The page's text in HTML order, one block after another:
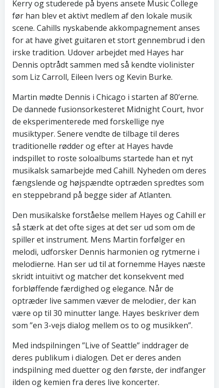
Kerry og studerede på byens ansete Music College
før han blev et aktivt medlem af den lokale musik
scene. Cahills nyskabende akkompagnement anses
for at have givet guitaren et stort gennembrud i den
irske tradition. Udover arbejdet med Hayes har
Dennis optrådt sammen med så kendte violinister
som Liz Carroll, Eileen Ivers og Kevin Burke.
Martin mødte Dennis i Chicago i starten af 80’erne.
De dannede fusionsorkesteret Midnight Court, hvor
de eksperimenterede med forskellige nye
musiktyper. Senere vendte de tilbage til deres
traditionelle rødder og efter at Hayes havde
indspillet to roste soloalbums startede han et nyt
musikalsk samarbejde med Cahill. Nyheden om deres
fængslende og højspændte optræden spredtes som
en steppebrand på begge sider af Atlanten.
Den musikalske forståelse mellem Hayes og Cahill er
så stærk at det ofte siges at det ser ud som om de
spiller et instrument. Mens Martin forfølger en
melodi, udforsker Dennis harmonien og rytmerne i
melodierne. Han ser ud til at fornemme Hayes næste
skridt intuitivt og matcher det konsekvent med
forbløffende færdighed og elegance. Når de
optræder live sammen væver de melodier, der kan
være op til 30 minutter lange. Hayes beskriver dem
som ”en 3-vejs dialog mellem os to og musikken”.
Med indspilningen ”Live of Seattle” inddrager de
deres publikum i dialogen. Det er deres anden
indspilning med duetter og den første, der indfanger
ilden og kemien fra deres live koncerter.